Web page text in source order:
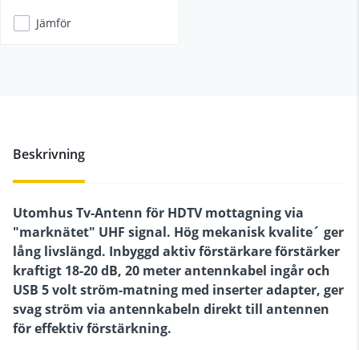
Jämför
Beskrivning
Utomhus Tv-Antenn för HDTV mottagning via
"marknätet" UHF signal. Hög mekanisk kvalite´ ger
lång livslängd. Inbyggd aktiv förstärkare förstärker
kraftigt 18-20 dB, 20 meter antennkabel ingår och
USB 5 volt ström-matning med inserter adapter, ger
svag ström via antennkabeln direkt till antennen
för effektiv förstärkning.